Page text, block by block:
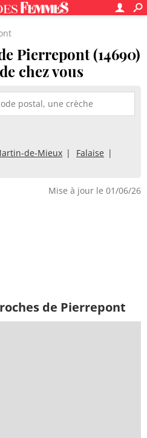
Pierrepont (14690)
chez vous
de-Mieux
Falaise
Mise à jour le 01/06/26
de Pierrepont